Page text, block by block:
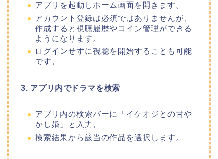
アプリを起動しホーム画面を開きます。
アカウント登録は必須ではありませんが、
作成すると視聴履歴やコイン管理ができる
ようになります。
ログインせずに視聴を開始することも可能
です。
3. アプリ内でドラマを検索
アプリ内の検索バーに「イケオジとの甘や
かし婚」と入力。
検索結果から該当の作品を選択します。